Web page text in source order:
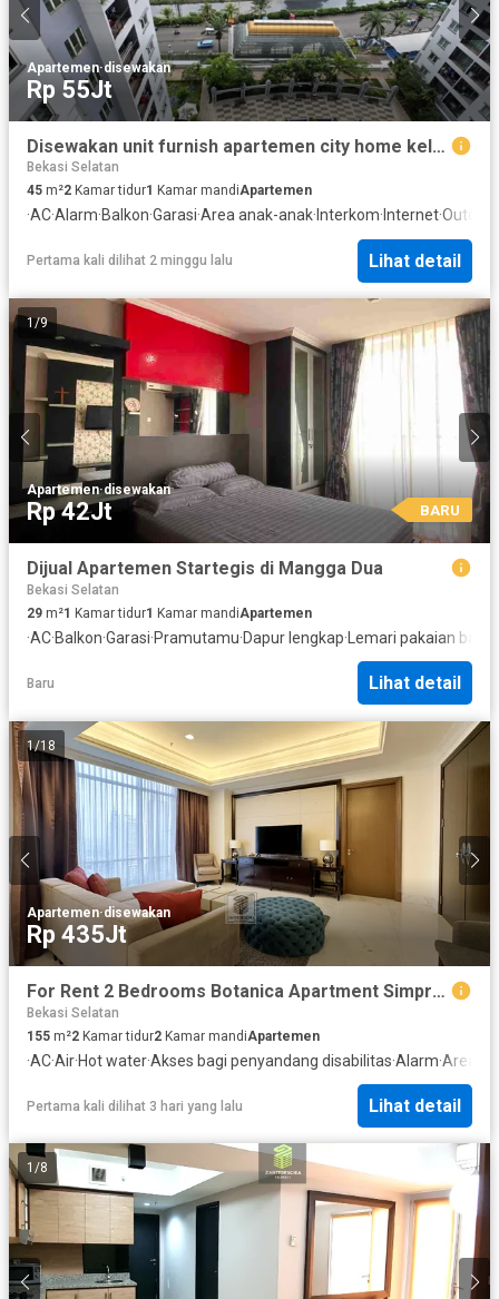
Apartemen·disewakan
Rp 55Jt
Disewakan unit furnish apartemen city home kelapa gading tipe 45
Bekasi Selatan
45 m²2 Kamar tidur1 Kamar mandiApartemen
·AC·Alarm·Balkon·Garasi·Area anak-anak· Interkom· Internet·
Pertama kali dilihat 2 minggu lalu Lihat detail
1/9
Apartemen·disewakan
Rp 42Jt BARU
Dijual Apartemen Startegis di Mangga Dua
Bekasi Selatan
29 m²1 Kamar tidur1 Kamar mandiApartemen
·AC·Balkon·Garasi·Pramutamu·Dapur lengkap· Lemari pakaian
Baru Lihat detail
1/18
Apartemen·disewakan
Rp 435Jt
For Rent 2 Bedrooms Botanica Apartment Simprug Jakarta
Bekasi Selatan
155 m²2 Kamar tidur2 Kamar mandiApartemen
·AC·Air·Hot water·Akses bagi penyandang disabilitas·Alarm·Area
Pertama kali dilihat 3 hari yang lalu Lihat detail
1 /8